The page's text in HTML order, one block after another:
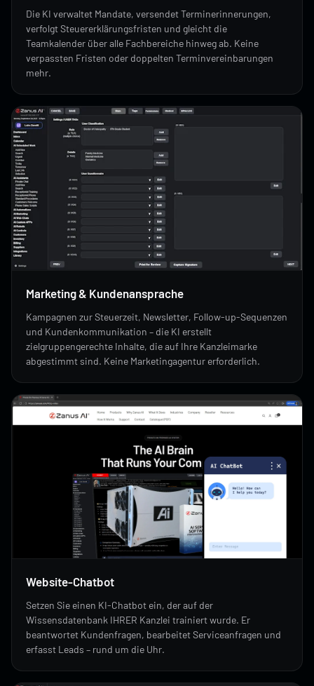
Die KI verwaltet Mandate, versendet Terminerinnerungen,
verfolgt Steuererklärungsfristen und gleicht die
Teamkalender über alle Fachbereiche hinweg ab. Keine
verpassten Fristen oder doppelten Terminvereinbarungen
mehr.
Marketing & Kundenansprache
Kampagnen zur Steuerzeit, Newsletter, Follow-up-Sequenzen
und Kundenkommunikation – die KI erstellt
zielgruppengerechte Inhalte, die auf Ihre Kanzleimarke
abgestimmt sind. Keine Marketingagentur erforderlich.
Website-Chatbot
Setzen Sie einen KI-Chatbot ein, der auf der
Wissensdatenbank IHRER Kanzlei trainiert wurde. Er
beantwortet Kundenfragen, bearbeitet Serviceanfragen und
erfasst Leads – rund um die Uhr.